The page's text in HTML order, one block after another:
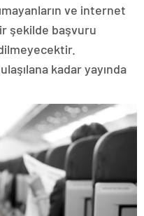
ve internet
şekilde başvuru
kadar yayında